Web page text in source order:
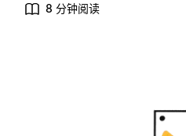
8 分钟阅读